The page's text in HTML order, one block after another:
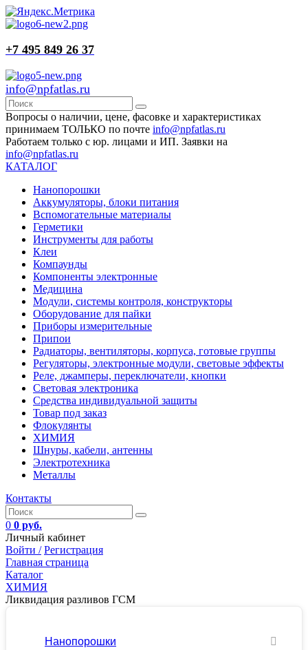
+7 495 849 26 37
info@npfatlas.ru
Вопросы о наличии, цене, фасовке и характеристиках
принимаем ТОЛЬКО по почте info@npfatlas.ru
Работаем только с юр. лицами и ИП. Заявки на
info@npfatlas.ru
КАТАЛОГ
Нанопорошки
Аккумуляторы, блоки питания
Вспомогательные материалы
Герметики
Инструменты для работы
Клеи
Компаунды
Компоненты электронные
Медицина
Модули, системы контроля, конструкторы
Оборудование для пайки
Приборы измерительные
Припои
Радиаторы, вентиляторы, корпуса, готовые группы
Регуляторы, электронные модули, световые эффекты
Реле, джамперы, переключатели, кнопки
Световая электроника
Средства индивидуальной защиты
Товар под заказ
Флокулянты
ХИМИЯ
Шнуры, кабели, антенны
Электротехника
Металлы
Контакты
0 0 руб.
Личный кабинет
Войти / Регистрация
Главная страница
Каталог
ХИМИЯ
Ликвидация разливов ГСМ
Нанопорошки